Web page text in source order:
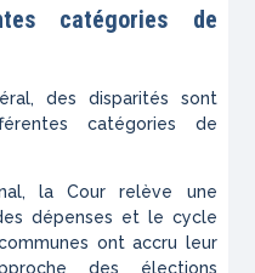
catégories de
des disparités sont
catégories de
la Cour relève une
dépenses et le cycle
ont accru leur
des élections